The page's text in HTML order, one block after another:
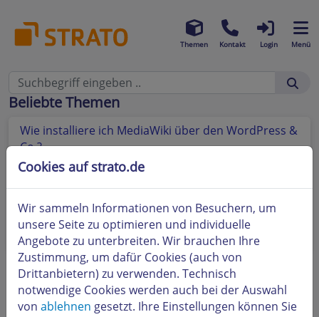
Themen Kontakt Login Menü
Beliebte Themen
Wie installiere ich MediaWiki über den WordPress &
Co.?
Wie kann ich Homepage-Baukasten Widgets
einbinden und bearbeiten?
Was ist WordPress & Co. und welche Anwendungen
kann ich damit installieren?
Cookies auf strato.de
Wir sammeln Informationen von Besuchern, um
unsere Seite zu optimieren und individuelle
Angebote zu unterbreiten. Wir brauchen Ihre
Zustimmung, um dafür Cookies (auch von
Drittanbietern) zu verwenden. Technisch
notwendige Cookies werden auch bei der Auswahl
von ablehnen gesetzt. Ihre Einstellungen können Sie